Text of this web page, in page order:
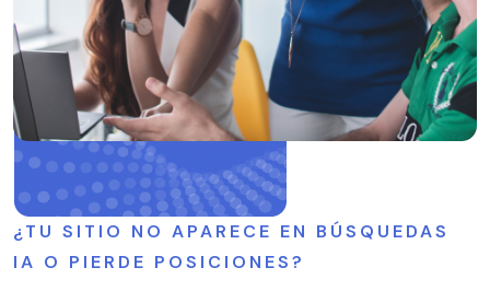
¿TU SITIO NO APARECE EN BÚSQUEDAS
IA O PIERDE POSICIONES?